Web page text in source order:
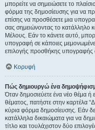
μπορείτε να σημειώσετε το
φόρμα της δημοσίευσης για να
επίσης να προσθέσετε μια
σας σημειώνοντας το κατάλληλο
Μέλους. Εάν το κάνετε αυτό,
υπογραφή σε κάποιες
επιλογής προσθήκης
Κορυφή
Πώς δημιουργώ ένα
Όταν δημοσιεύετε ένα νέο θέμα ή
θέματος, πατήστε στην καρτέλα
κύρια φόρμα δημοσίευσης. Εάν
κατάλληλα δικαιώματα για να
τίτλο και τουλάχιστον δύο